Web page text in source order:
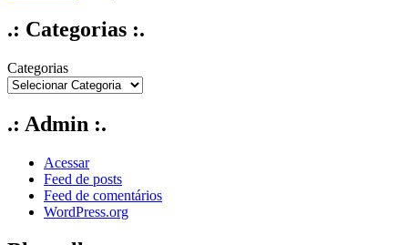
.: Categorias :.
Categorias
.: Admin :.
Acessar
Feed de posts
Feed de comentários
WordPress.org